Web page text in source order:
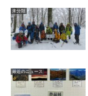
未分類
最近のニュース